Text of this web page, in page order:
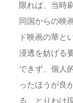
限れば、当時
同国からの映
ド映画の華と
浸透を妨げる
できず、個人
ったほうが良
る。とりわけ